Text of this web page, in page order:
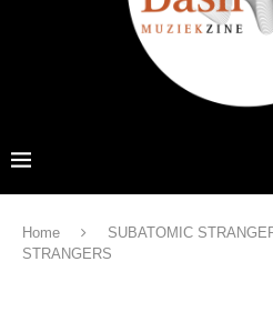
Home
SUBATOMIC
STRANGERS